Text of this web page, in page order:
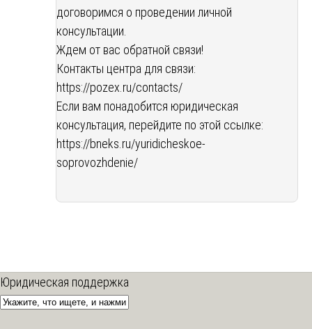
договоримся о проведении личной
консультации.
Ждем от вас обратной связи!
Контакты центра для связи:
https://pozex.ru/contacts/
Если вам понадобится юридическая
консультация, перейдите по этой ссылке:
https://bneks.ru/yuridicheskoe-
soprovozhdenie/
Юридическая поддержка